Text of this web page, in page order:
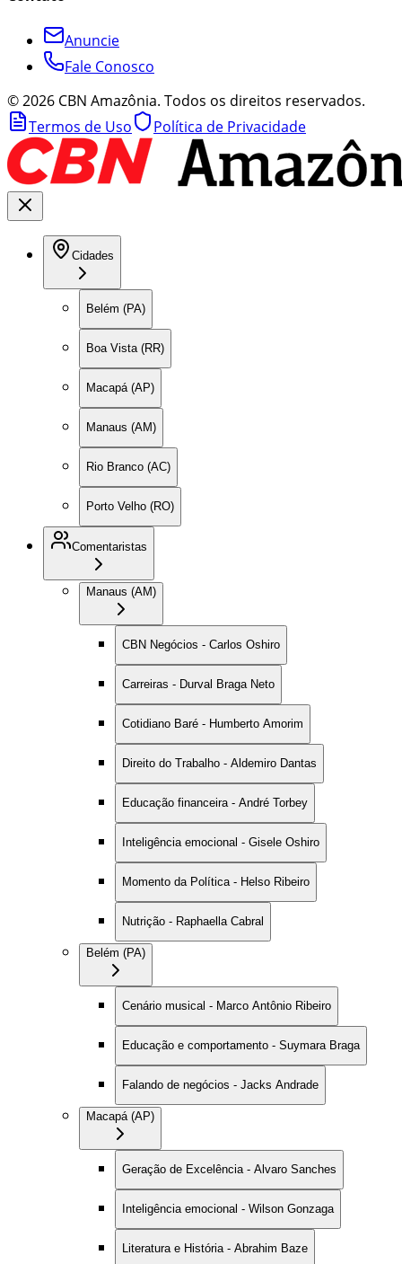
Anuncie
Fale Conosco
©2026 CBN Amazônia. Todos os direitos reservados.
Termos de Uso
Política de Privacidade
Cidades
Belém (PA)
Boa Vista (RR)
Macapá (AP)
Manaus (AM)
Rio Branco (AC)
Porto Velho (RO)
Comentaristas
Manaus (AM)
CBN Negócios - Carlos Oshiro
Carreiras - Durval Braga Neto
Cotidiano Baré - Humberto Amorim
Direito do Trabalho - Aldemiro Dantas
Educação financeira - André Torbey
Inteligência emocional - Gisele Oshiro
Momento da Política - Helso Ribeiro
Nutrição - Raphaella Cabral
Belém (PA)
Cenário musical - Marco Antônio Ribeiro
Educação e comportamento - Suymara Braga
Falando de negócios - Jacks Andrade
Macapá (AP)
Geração de Excelência - Alvaro Sanches
Inteligência emocional - Wilson Gonzaga
Literatura e História - Abrahim Baze